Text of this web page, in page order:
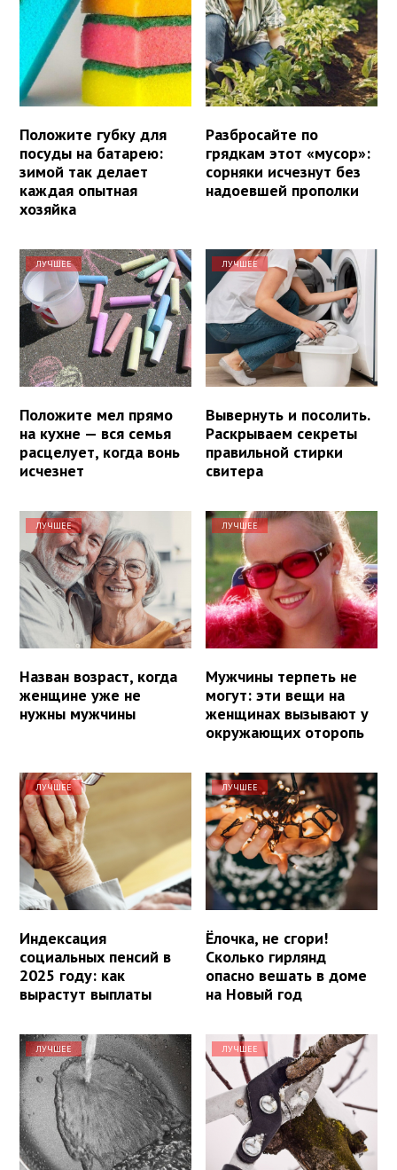
Положите губку для
посуды на батарею:
зимой так делает
каждая опытная
хозяйка
Разбросайте по
грядкам этот «мусор»:
сорняки исчезнут без
надоевшей прополки
ЛУЧШЕЕ
Положите мел прямо
на кухне — вся семья
расцелует, когда вонь
исчезнет
ЛУЧШЕЕ
Вывернуть и посолить.
Раскрываем секреты
правильной стирки
свитера
ЛУЧШЕЕ
Назван возраст, когда
женщине уже не
нужны мужчины
ЛУЧШЕЕ
Мужчины терпеть не
могут: эти вещи на
женщинах вызывают у
окружающих оторопь
ЛУЧШЕЕ
Индексация
социальных пенсий в
2025 году: как
вырастут выплаты
ЛУЧШЕЕ
Ёлочка, не сгори!
Сколько гирлянд
опасно вешать в доме
на Новый год
ЛУЧШЕЕ ЛУЧШЕЕ